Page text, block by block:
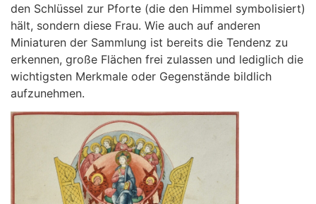
den Schlüssel zur Pforte (die den Himmel symbolisiert)
hält, sondern diese Frau. Wie auch auf anderen
Miniaturen der Sammlung ist bereits die Tendenz zu
erkennen, große Flächen frei zulassen und lediglich die
wichtigsten Merkmale oder Gegenstände bildlich
aufzunehmen.